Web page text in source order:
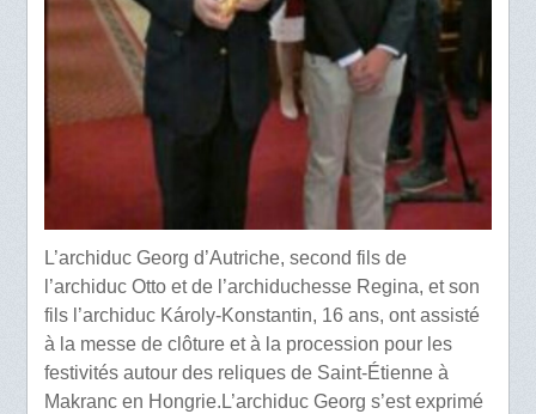
L’archiduc Georg d’Autriche, second fils de
l’archiduc Otto et de l’archiduchesse Regina, et son
fils l’archiduc Károly-Konstantin, 16 ans, ont assisté
à la messe de clôture et à la procession pour les
festivités autour des reliques de Saint-Étienne à
Makranc en Hongrie.L’archiduc Georg s’est exprimé